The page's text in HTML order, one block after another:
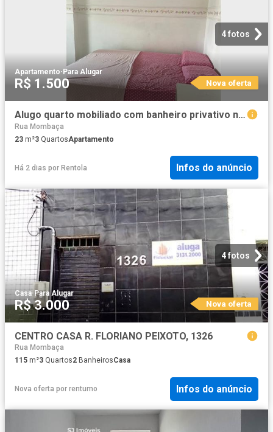
4 fotos
Apartamento· Para Alugar
R$ 1.500 Nova oferta
Alugo quarto mobiliado com banheiro privativo no Meireles
Rua Mombaça
23 m²3 QuartosApartamento
Há 2 dias por Rentola Infos do anúncio
4 fotos
Casa·Para Alugar
R$ 3.000 Nova oferta
CENTRO CASA R. FLORIANO PEIXOTO, 1326
Rua Mombaça
115 m²3 Quartos2 BanheirosCasa
Nova oferta por rentumo Infos do anúncio